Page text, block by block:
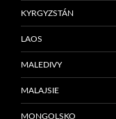
KYRGYZSTÁN
LAOS
MALEDIVY
MALAJSIE
MONGOLSKO